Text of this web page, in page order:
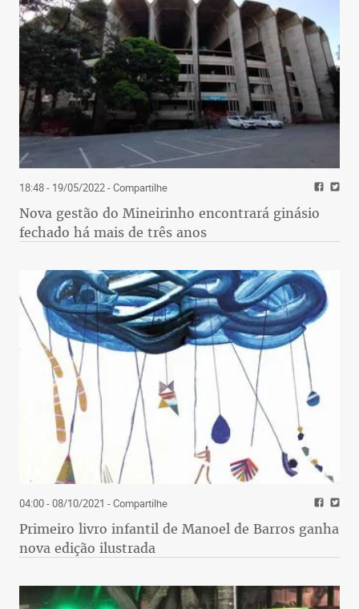
18:48 - 19/05/2022- Compartilhe
Nova gestão do Mineirinho encontrará ginásio
fechado há mais de três anos
04:00 - 08/10/2021 - Compartilhe
Primeiro livro infantil de Manoel de Barros ganha
nova edição ilustrada